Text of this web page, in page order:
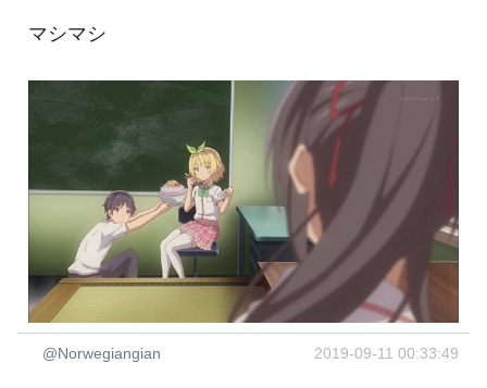
マシマシ
@Norwegiangian 2019-09-11 00:33:49